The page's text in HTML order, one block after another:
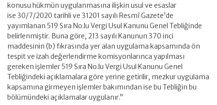
konusu hükmün uygulanmasına ilişkin usul ve esaslar
ise 30/7/2020 tarihli ve 31201 sayılı Resmî Gazete’de
yayımlanan 519 Sıra No.lu Vergi Usul Kanunu Genel Tebliğinde
belirlenmiştir. Buna göre, 213 sayılı Kanunun 370 inci
maddesinin (b) fıkrasında yer alan uygulama kapsamında ön
tespit ve izah değerlendirme komisyonlarınca yapılması
gereken işlemler 519 Sıra No.lu Vergi Usul Kanunu Genel
Tebliğindeki açıklamalara göre yerine getirilir, mezkur uygulama
kapsamına girmeyen işlemler bakımından ise bu Tebliğin bu
bölümündeki açıklamalar uygulanır.”